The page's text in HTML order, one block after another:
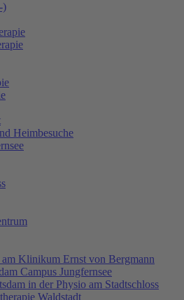
)
Heimbesuche
Klinikum Ernst von Bergmann
Campus Jungfernsee
in der Physio am Stadtschloss
Waldstadt